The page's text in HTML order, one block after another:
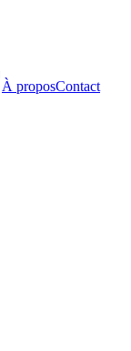
À proposContact